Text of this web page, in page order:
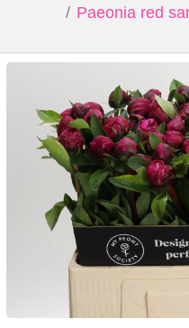
Paeonia red